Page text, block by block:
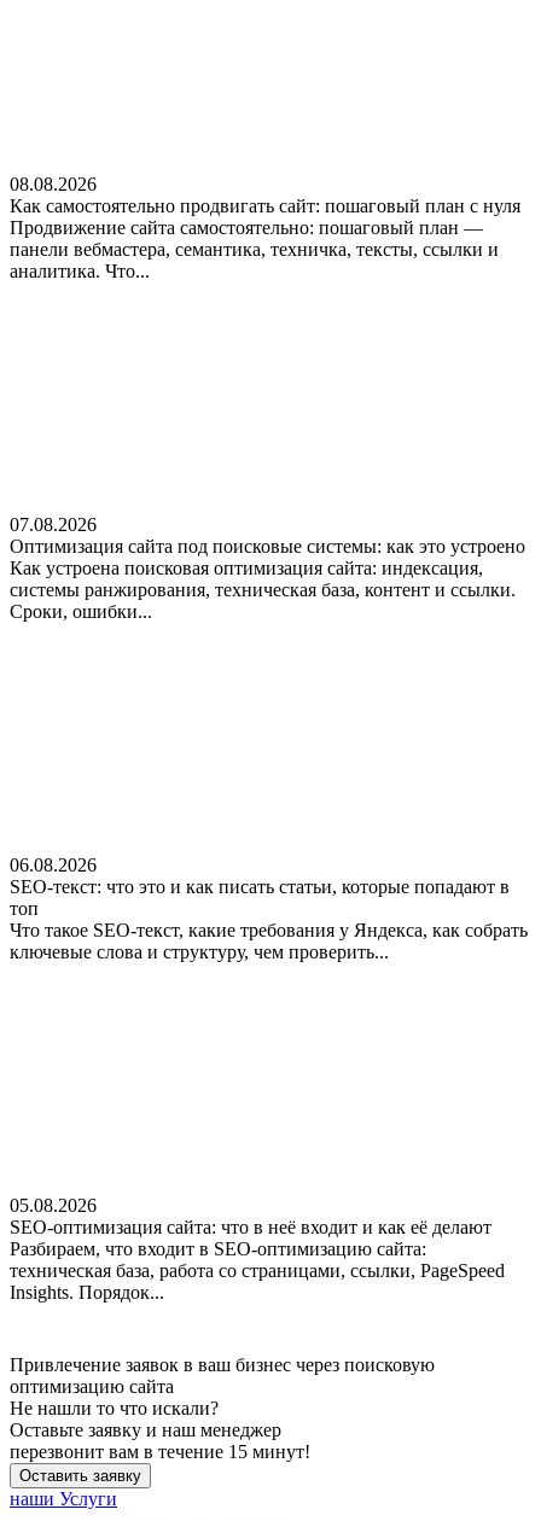
08.08.2026
Как самостоятельно продвигать сайт: пошаговый план с нуля
Продвижение сайта самостоятельно: пошаговый план —
панели вебмастера, семантика, техничка, тексты, ссылки и
аналитика. Что...
07.08.2026
Оптимизация сайта под поисковые системы: как это устроено
Как устроена поисковая оптимизация сайта: индексация,
системы ранжирования, техническая база, контент и ссылки.
Сроки, ошибки...
06.08.2026
SEO-текст: что это и как писать статьи, которые попадают в
топ
Что такое SEO-текст, какие требования у Яндекса, как собрать
ключевые слова и структуру, чем проверить...
05.08.2026
SEO-оптимизация сайта: что в неё входит и как её делают
Разбираем, что входит в SEO-оптимизацию сайта:
техническая база, работа со страницами, ссылки, PageSpeed
Insights. Порядок...
Привлечение заявок в ваш бизнес через поисковую
оптимизацию сайта
Не нашли то что искали?
Оставьте заявку и наш менеджер
перезвонит вам в течение 15 минут!
Оставить заявку
наши Услуги